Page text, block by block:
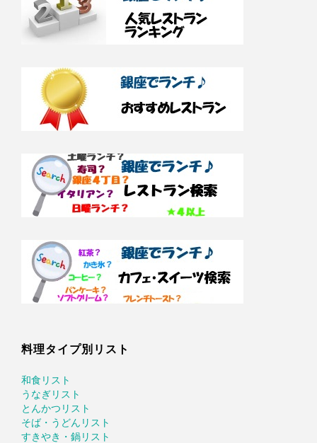
料理タイプ別リスト
和食リスト
うなぎリスト
とんかつリスト
そば・うどんリスト
すきやき・鍋リスト